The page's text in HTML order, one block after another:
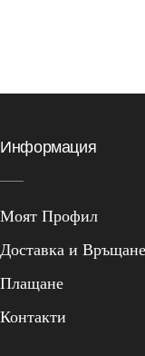
Информация
Моят Профил
Доставка и Връщане
Плащане
Контакти